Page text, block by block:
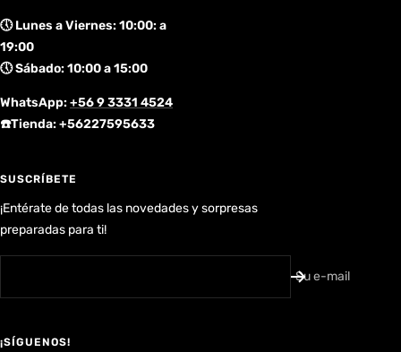
🕔 Lunes a Viernes: 10:00: a
19:00
🕔 Sábado: 10:00 a 15:00
WhatsApp:+56 9 3331 4524
☎️Tienda: +56227595633
SUSCRÍBETE
¡Entérate de todas las novedades y sorpresas
preparadas para ti!
Su e-mail
¡SÍGUENOS!